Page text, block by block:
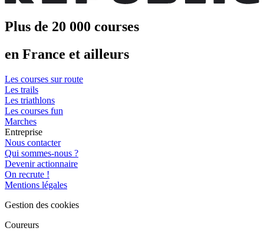
Plus de 20 000 courses
en France et ailleurs
Les courses sur route
Les trails
Les triathlons
Les courses fun
Marches
Entreprise
Nous contacter
Qui sommes-nous ?
Devenir actionnaire
On recrute !
Mentions légales
Gestion des cookies
Coureurs